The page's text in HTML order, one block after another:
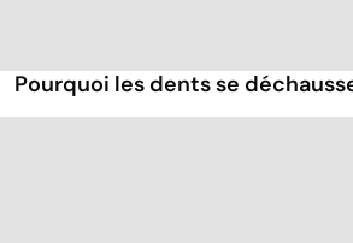
Pourquoi les dents se